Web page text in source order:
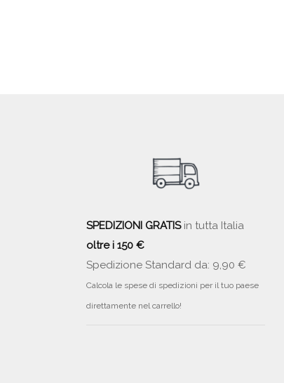
SPEDIZIONI GRATISin tutta Italia
oltre i 150 €
Spedizione Standard da: 9,90 €
Calcola le spese di spedizioni per il tuo paese
direttamente nel carrello!